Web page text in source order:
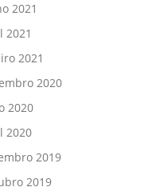
2021
2021
2021
2020
2020
2020
2019
2019